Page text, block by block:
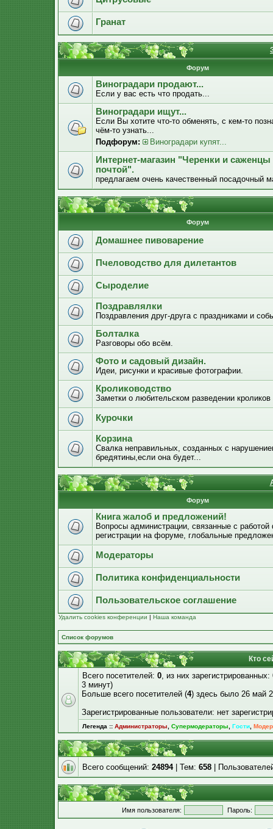
Гранат
Форум
Виноградари продают...
Если у вас есть что продать...
Виноградари ищут...
Если Вы хотите что-то обменять, с кем-то
чём-то узнать...
Подфорум:
Виноградари купят...
Интернет-магазин "Черенки и саженцы
почтой".
предлагаем очень качественный посадочный
Форум
Домашнее пивоварение
Пчеловодство для дилетантов
Сыроделие
Поздравлялки
Поздравления друг-друга с праздниками и
Болталка
Разговоры обо всём.
Фото и садовый дизайн.
Идеи, рисунки и красивые фотографии.
Кролиководство
Заметки о любительском разведении кроликов
Курочки
Корзина
Свалка неправильных, созданных с
бредятины,если она будет...
Форум
Книга жалоб и предложений!
Вопросы администрации, связанные с
регистрации на форуме, глобальные
Модераторы
Политика конфиденциальности
Пользовательское соглашение
Удалить cookies конференции | Наша команда
Список форумов
Кто
Всего посетителей: 0, из них
3 минут)
Больше всего посетителей (4) здесь было 26 май
Зарегистрированные пользователи: нет
Легенда :: Администраторы Супермодераторы Гости
Всего сообщений: 24894| Тем: 658 |
Имя пользователя: Пароль: